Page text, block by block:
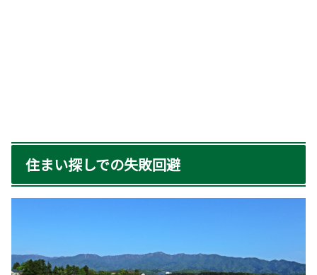
住まい探しでの失敗回避